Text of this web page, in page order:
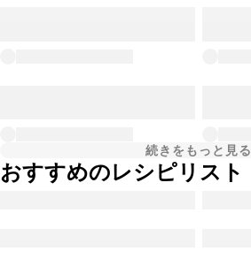
続きをもっと見る
おすすめのレシピリスト